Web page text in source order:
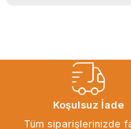
gorusmek uzere, hayirli ve bol
kazanclar dilerim.
İbrahim ErtuğrulKoşulsuz İade
Tüm siparişlerinizde